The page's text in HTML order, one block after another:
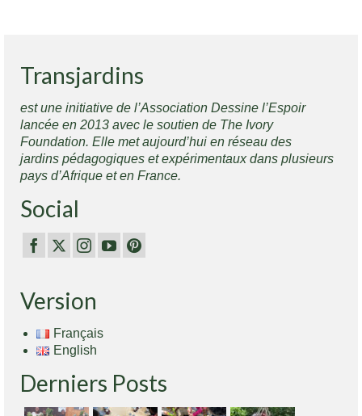
Transjardins
est une initiative de l’Association Dessine l’Espoir
lancée en 2013 avec le soutien de The Ivory
Foundation. Elle met aujourd’hui en réseau des
jardins pédagogiques et expérimentaux dans plusieurs
pays d’Afrique et en France.
Social
Version
Français
English
Derniers Posts